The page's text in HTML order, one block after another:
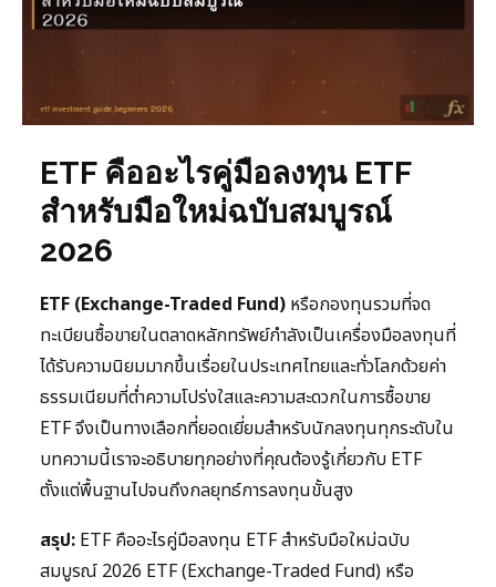
ETF คืออะไรคู่มือลงทุน ETF
สำหรับมือใหม่ฉบับสมบูรณ์
2026
ETF (Exchange-Traded Fund) หรือกองทุนรวมที่จด
ทะเบียนซื้อขายในตลาดหลักทรัพย์กำลังเป็นเครื่องมือลงทุนที่
ได้รับความนิยมมากขึ้นเรื่อยในประเทศไทยและทั่วโลกด้วยค่า
ธรรมเนียมที่ต่ำความโปร่งใสและความสะดวกในการซื้อขาย
ETF จึงเป็นทางเลือกที่ยอดเยี่ยมสำหรับนักลงทุนทุกระดับใน
บทความนี้เราจะอธิบายทุกอย่างที่คุณต้องรู้เกี่ยวกับ ETF
ตั้งแต่พื้นฐานไปจนถึงกลยุทธ์การลงทุนขั้นสูง
สรุป: ETF คืออะไรคู่มือลงทุน ETF สำหรับมือใหม่ฉบับ
สมบูรณ์ 2026 ETF (Exchange-Traded Fund) หรือ